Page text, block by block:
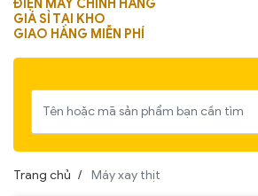
GIÁ SỈ TẠI KHO
GIAO HÀNG MIỄN PHÍ
Trang chủ Máy xay thịt